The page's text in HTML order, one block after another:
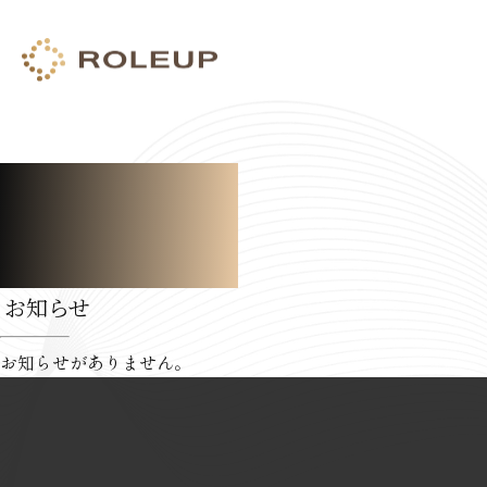
お知らせ
お知らせがありません。